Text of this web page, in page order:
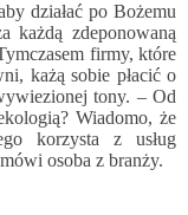
działać po Bożemu
każdą zdeponowaną
firmy, które
każą sobie płacić o
tony. – Od
Wiadomo, że
korzysta z usług
osoba z branży.